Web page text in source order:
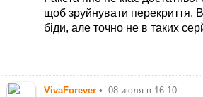
щоб зруйнувати перекриття.
біди, але точно не в таких
VivaForever • 08 июля в 16:10